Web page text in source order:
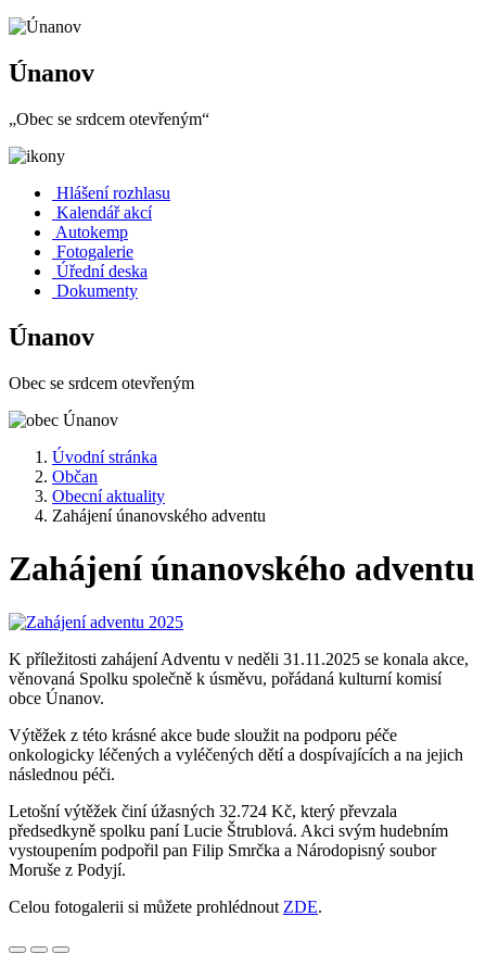
Únanov
„Obec se srdcem otevřeným“
Hlášení rozhlasu
Kalendář akcí
Autokemp
Fotogalerie
Úřední deska
Dokumenty
Únanov
Obec se srdcem otevřeným
Úvodní stránka
Občan
Obecní aktuality
Zahájení únanovského adventu
Zahájení únanovského adventu
K příležitosti zahájení Adventu v neděli 31.11.2025 se konala akce,
věnovaná Spolku společně k úsměvu, pořádaná kulturní komisí
obce Únanov.
Výtěžek z této krásné akce bude sloužit na podporu péče
onkologicky léčených a vyléčených dětí a dospívajících a na jejich
následnou péči.
Letošní výtěžek činí úžasných 32.724 Kč, který převzala
předsedkyně spolku paní Lucie Štrublová. Akci svým hudebním
vystoupením podpořil pan Filip Smrčka a Národopisný soubor
Moruše z Podyjí.
Celou fotogalerii si můžete prohlédnout ZDE.